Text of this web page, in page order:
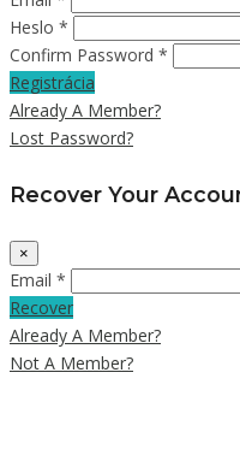
Heslo *
Confirm Password *
Registrácia
Already A Member?
Lost Password?
Recover Your
×
Email *
Recover
Already A Member?
Not A Member?